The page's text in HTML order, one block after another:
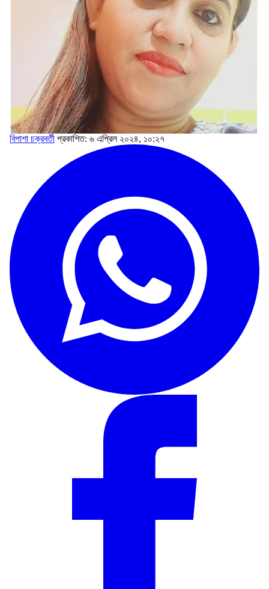
বিপাশা চক্রবর্তী প্রকাশিত: ৬ এপ্রিল ২০২৪, ১০:২৭